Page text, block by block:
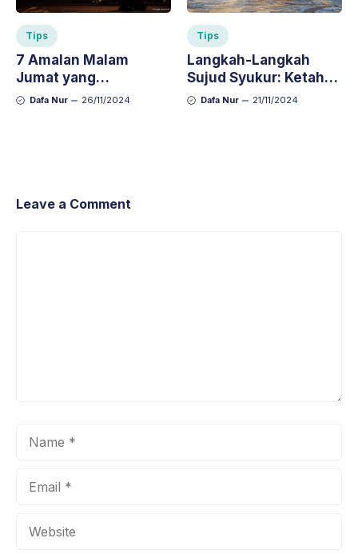
Tips
7 Amalan Malam
Jumat yang
Dianjurkan untuk
Dafa Nur 26/11/2024
Tips
Langkah-Langkah
Sujud Syukur: Ketahui
Tata Caranya dengan
Dafa Nur 21/11/2024
Leave a Comment